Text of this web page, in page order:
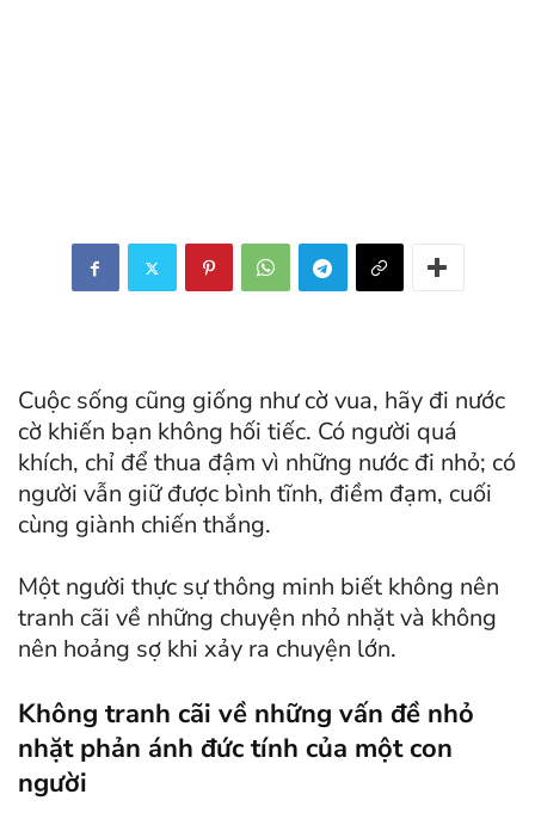
Cuộc sống cũng giống như cờ vua, hãy đi nước
cờ khiến bạn không hối tiếc. Có người quá
khích, chỉ để thua đậm vì những nước đi nhỏ; có
người vẫn giữ được bình tĩnh, điềm đạm, cuối
cùng giành chiến thắng.
Một người thực sự thông minh biết không nên
tranh cãi về những chuyện nhỏ nhặt và không
nên hoảng sợ khi xảy ra chuyện lớn.
Không tranh cãi về những vấn đề nhỏ
nhặt phản ánh đức tính của một con
người